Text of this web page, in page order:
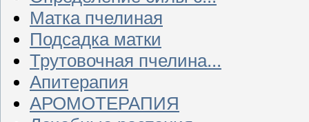
Матка пчелиная
Подсадка матки
Трутовочная пчелина...
Апитерапия
АРОМОТЕРАПИЯ